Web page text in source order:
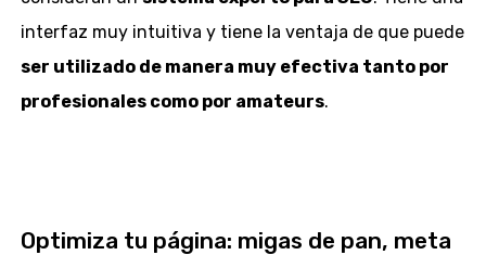
interfaz muy intuitiva y tiene la ventaja de que puede
ser utilizado de manera muy efectiva tanto por
profesionales como por amateurs.
Optimiza tu página: migas de pan, meta